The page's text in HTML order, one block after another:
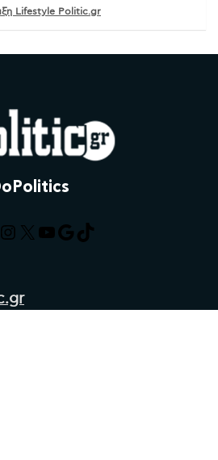
Lifestyle Politic.gr
Instagram
X YouTube
Google
TikTok